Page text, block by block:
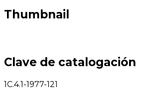
Thumbnail
Clave de catalogación
1C.4.1-1977-121